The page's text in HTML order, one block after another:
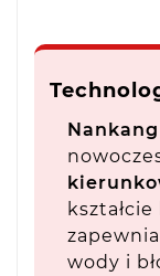
Nankang
wody i